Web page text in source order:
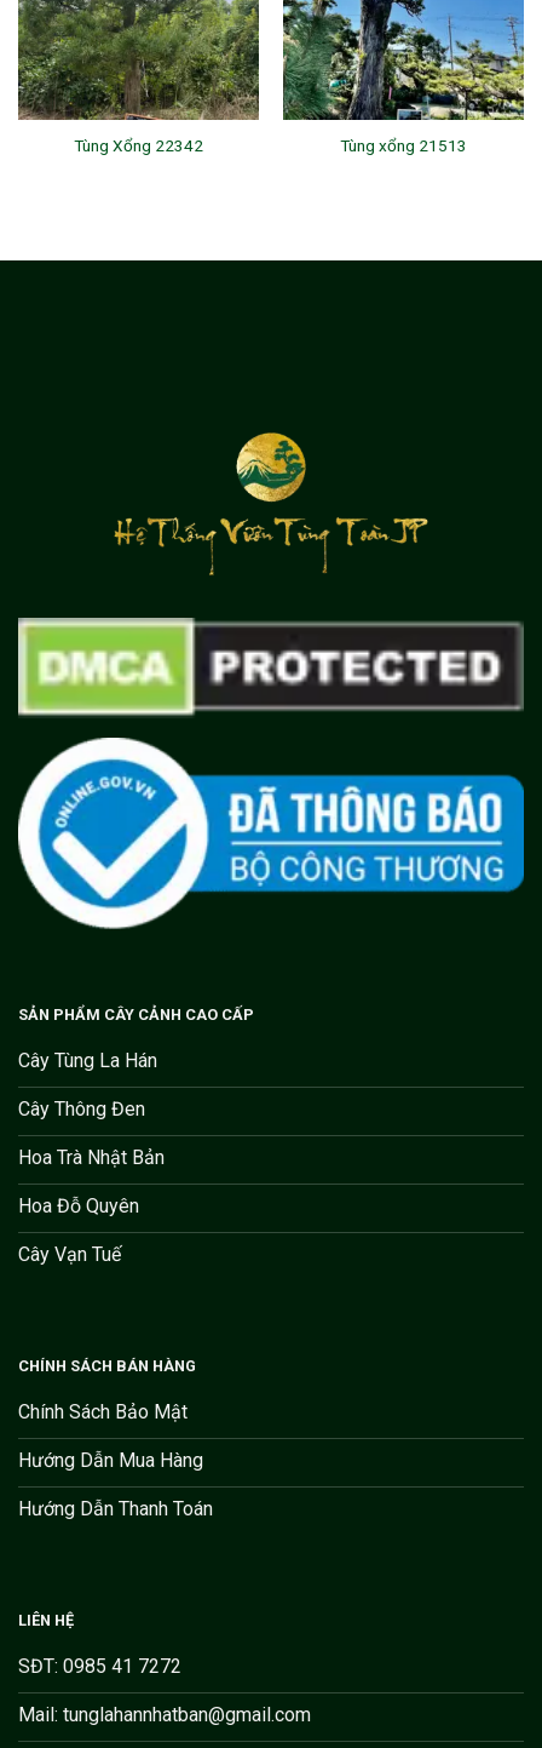
Tùng Xổng 22342 Tùng xổng 21513
SẢN PHẨM CÂY CẢNH CAO CẤP
Cây Tùng La Hán
Cây Thông Đen
Hoa Trà Nhật Bản
Hoa Đỗ Quyên
Cây Vạn Tuế
CHÍNH SÁCH BÁN HÀNG
Chính Sách Bảo Mật
Hướng Dẫn Mua Hàng
Hướng Dẫn Thanh Toán
LIÊN HỆ
SĐT: 0985 41 7272
Mail: tunglahannhatban@gmail.com